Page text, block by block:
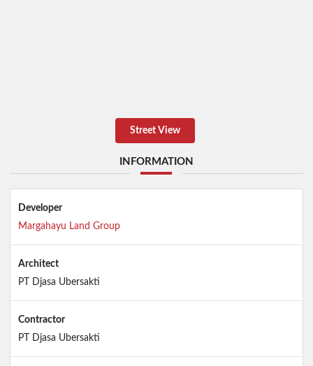
Street View
INFORMATION
Developer
Margahayu Land Group
Architect
PT Djasa Ubersakti
Contractor
PT Djasa Ubersakti